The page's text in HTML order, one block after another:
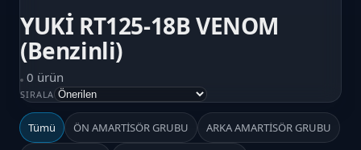
Ürün Ara
YUKİ RT125-18B VENOM
(Benzinli)
0 ürün
SIRALA
Tümü ÖN AMARTİSÖR GRUBU ARKA AMARTİSÖR GRUBU